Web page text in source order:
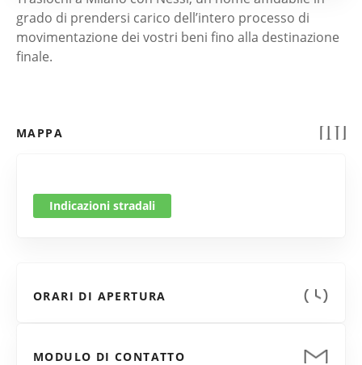
grado di prendersi carico dell’intero processo di
movimentazione dei vostri beni fino alla destinazione
finale.
MAPPA
Indicazioni stradali
ORARI DI APERTURA
MODULO DI CONTATTO